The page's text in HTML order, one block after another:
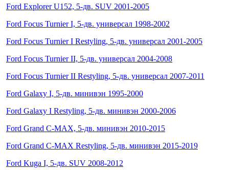
Ford Explorer U152, 5-дв. SUV 2001-2005
Ford Focus Turnier I, 5-дв. универсал 1998-2002
Ford Focus Turnier I Restyling, 5-дв. универсал 2001-2005
Ford Focus Turnier II, 5-дв. универсал 2004-2008
Ford Focus Turnier II Restyling, 5-дв. универсал 2007-2011
Ford Galaxy I, 5-дв. минивэн 1995-2000
Ford Galaxy I Restyling, 5-дв. минивэн 2000-2006
Ford Grand C-MAX, 5-дв. минивэн 2010-2015
Ford Grand C-MAX Restyling, 5-дв. минивэн 2015-2019
Ford Kuga I, 5-дв. SUV 2008-2012